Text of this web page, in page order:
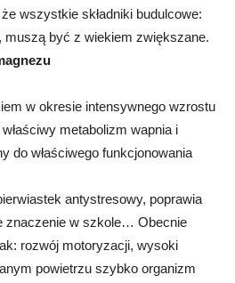
wszystkie składniki budulcowe:
muszą być z wiekiem zwiększane.
w okresie intensywnego wzrostu
metabolizm wapnia i
do właściwego funkcjonowania
antystresowy, poprawia
znaczenie w szkole… Obecnie
rozwój motoryzacji, wysoki
powietrzu szybko organizm